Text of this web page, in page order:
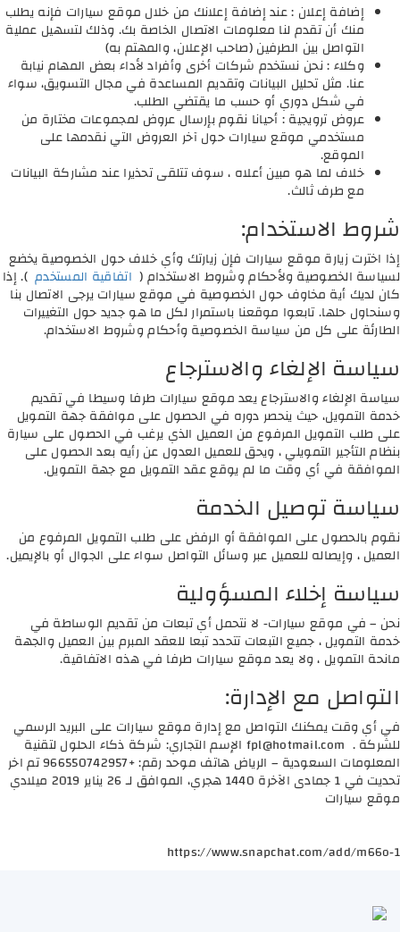
إضافة إعلان : عند إضافة إعلانك من خلال موقع سيارات فإنه يطلب
منك أن تقدم لنا معلومات الاتصال الخاصة بك. وذلك لتسهيل عملية
التواصل بين الطرفين (صاحب الإعلان، والمهتم به)
وكلاء : نحن نستخدم شركات أخرى وأفراد لأداء بعض المهام نيابة
عنا. مثل تحليل البيانات وتقديم المساعدة في مجال التسويق، سواء
في شكل دوري أو حسب ما يقتضي الطلب.
عروض ترويجية : أحيانا نقوم بإرسال عروض لمجموعات مختارة من
مستخدمي موقع سيارات حول آخر العروض التي نقدمها على
الموقع.
خلاف لما هو مبين أعلاه ، سوف تتلقى تحذيرا عند مشاركة البيانات
مع طرف ثالث.
شروط الاستخدام:
إذا اخترت زيارة موقع سيارات فإن زيارتك وأي خلاف حول الخصوصية يخضع
لسياسة الخصوصية ولأحكام وشروط الاستخدام (اتفاقية المستخدم). إذا
كان لديك أية مخاوف حول الخصوصية في موقع سيارات يرجى الاتصال بنا
وسنحاول حلها. تابعوا موقعنا باستمرار لكل ما هو جديد حول التغييرات
الطارئة على كل من سياسة الخصوصية وأحكام وشروط الاستخدام.
سياسة الإلغاء والاسترجاع
سياسة الإلغاء والاسترجاع يعد موقع سيارات طرفا وسيطا في تقديم
خدمة التمويل، حيث ينحصر دوره في الحصول على موافقة جهة التمويل
على طلب التمويل المرفوع من العميل الذي يرغب في الحصول على سيارة
بنظام التأجير التمويلي ، ويحق للعميل العدول عن رأيه بعد الحصول على
الموافقة في أي وقت ما لم يوقع عقد التمويل مع جهة التمويل.
سياسة توصيل الخدمة
نقوم بالحصول على الموافقة أو الرفض على طلب التمويل المرفوع من
العميل ، وإيصاله للعميل عبر وسائل التواصل سواء على الجوال أو بالإيميل.
سياسة إخلاء المسؤولية
نحن – في موقع سيارات- لا نتحمل أي تبعات من تقديم الوساطة في
خدمة التمويل ، جميع التبعات تتحدد تبعا للعقد المبرم بين العميل والجهة
مانحة التمويل ، ولا يعد موقع سيارات طرفا في هذه الاتفاقية.
التواصل مع الإدارة:
في أي وقت يمكنك التواصل مع إدارة موقع سيارات على البريد الرسمي
للشركة . fpl@hotmail.com الإسم التجاري: شركة ذكاء الحلول لتقنية
المعلومات السعودية – الرياض هاتف موحد رقم: +966550742957 تم اخر
تحديت في 1 جمادى الآخرة 1440 هجري، الموافق لـ 26 يناير 2019 ميلادي
موقع سيارات
https://www.snapchat.com/add/m66o-1